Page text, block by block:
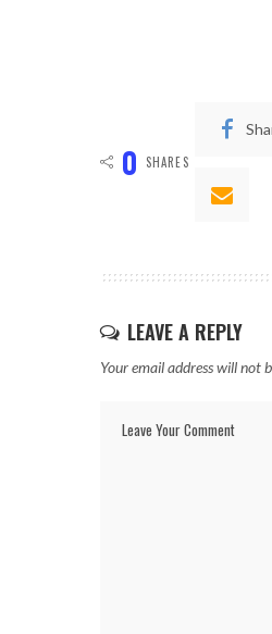
0 SHARES
LEAVE A REPLY
Your email address will not